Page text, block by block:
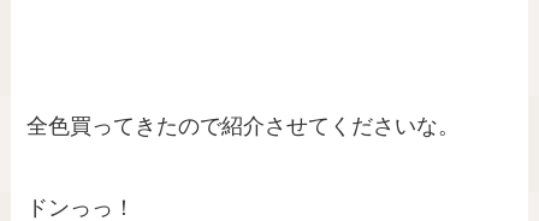
全色買ってきたので紹介させてくださいな。
ドンっっ！